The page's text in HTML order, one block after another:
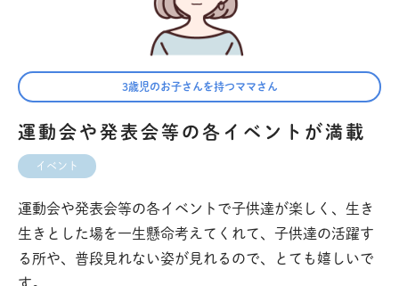
3歳児のお子さんを持つママさん
運動会や発表会等の各イベントが満載
イベント
運動会や発表会等の各イベントで子供達が楽しく、生き
生きとした場を一生懸命考えてくれて、子供達の活躍す
る所や、普段見れない姿が見れるので、とても嬉しいで